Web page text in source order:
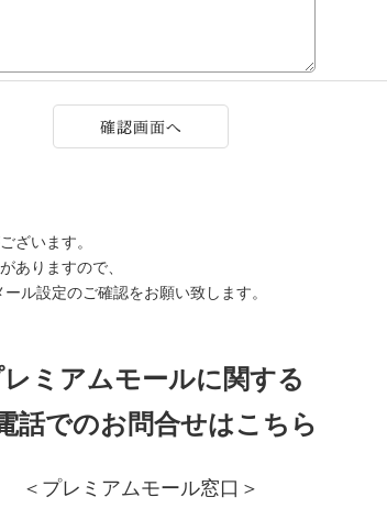
ざいます。
ありますので、
ル設定のご確認をお願い致します。
レミアムモールに関する
話でのお問合せはこちら
＜プレミアムモール窓口＞